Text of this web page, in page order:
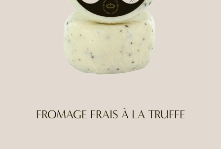
FROMAGE FRAIS À LA TRUFFE